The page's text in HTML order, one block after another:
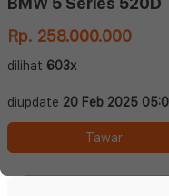
Rp. 258.000.000
dilihat 603x
diupdate 20 Feb 2025
Tawar